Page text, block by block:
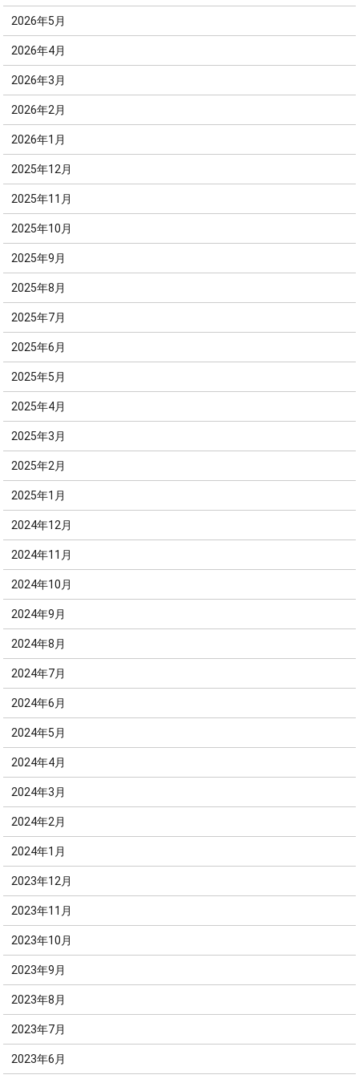
2026年5月
2026年4月
2026年3月
2026年2月
2026年1月
2025年12月
2025年11月
2025年10月
2025年9月
2025年8月
2025年7月
2025年6月
2025年5月
2025年4月
2025年3月
2025年2月
2025年1月
2024年12月
2024年11月
2024年10月
2024年9月
2024年8月
2024年7月
2024年6月
2024年5月
2024年4月
2024年3月
2024年2月
2024年1月
2023年12月
2023年11月
2023年10月
2023年9月
2023年8月
2023年7月
2023年6月